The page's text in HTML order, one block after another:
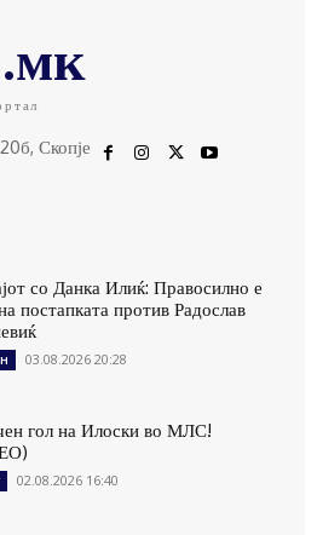
Скопје
со Данка Илиќ: Правосилно е
постапката против Радослав
03.08.2026 20:28
гол на Илоски во МЛС!
02.08.2026 16:40